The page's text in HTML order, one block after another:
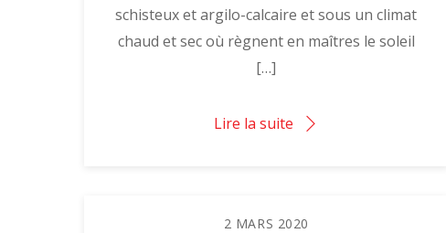
schisteux et argilo-calcaire et sous un climat
chaud et sec où règnent en maîtres le soleil
[…]
Lire la suite
2 MARS 2020